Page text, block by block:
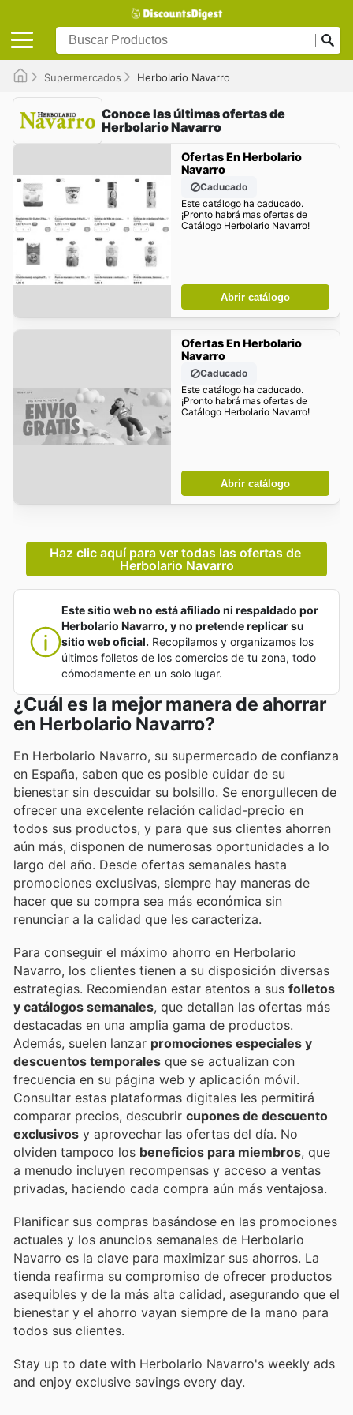
Supermercados Herbolario Navarro
Conoce las últimas ofertas de
Herbolario Navarro
Ofertas En Herbolario
Navarro
Caducado
Este catálogo ha caducado.
¡Pronto habrá mas ofertas de
Catálogo Herbolario Navarro!
Abrir catálogo
Ofertas En Herbolario
Navarro
Caducado
Este catálogo ha caducado.
¡Pronto habrá mas ofertas de
Catálogo Herbolario Navarro!
Abrir catálogo
Haz clic aquí para ver todas las ofertas de
Herbolario Navarro
Este sitio web no está afiliado ni respaldado por
Herbolario Navarro, y no pretende replicar su
sitio web oficial. Recopilamos y organizamos los
últimos folletos de los comercios de tu zona, todo
cómodamente en un solo lugar.
¿Cuál es la mejor manera de ahorrar
en Herbolario Navarro?
En Herbolario Navarro, su supermercado de confianza
en España, saben que es posible cuidar de su
bienestar sin descuidar su bolsillo. Se enorgullecen de
ofrecer una excelente relación calidad-precio en
todos sus productos, y para que sus clientes ahorren
aún más, disponen de numerosas oportunidades a lo
largo del año. Desde ofertas semanales hasta
promociones exclusivas, siempre hay maneras de
hacer que su compra sea más económica sin
renunciar a la calidad que les caracteriza.
Para conseguir el máximo ahorro en Herbolario
Navarro, los clientes tienen a su disposición diversas
estrategias. Recomiendan estar atentos a sus folletos
y catálogos semanales, que detallan las ofertas más
destacadas en una amplia gama de productos.
Además, suelen lanzar promociones especiales y
descuentos temporales que se actualizan con
frecuencia en su página web y aplicación móvil.
Consultar estas plataformas digitales les permitirá
comparar precios, descubrir cupones de descuento
exclusivos y aprovechar las ofertas del día. No
olviden tampoco los beneficios para miembros, que
a menudo incluyen recompensas y acceso a ventas
privadas, haciendo cada compra aún más ventajosa.
Planificar sus compras basándose en las promociones
actuales y los anuncios semanales de Herbolario
Navarro es la clave para maximizar sus ahorros. La
tienda reafirma su compromiso de ofrecer productos
asequibles y de la más alta calidad, asegurando que el
bienestar y el ahorro vayan siempre de la mano para
todos sus clientes.
Stay up to date with Herbolario Navarro's weekly ads
and enjoy exclusive savings every day.